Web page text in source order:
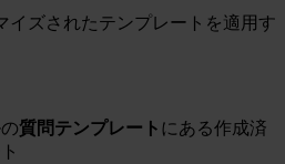
イズされたテンプレートを適用す
質問テンプレート にある作成済